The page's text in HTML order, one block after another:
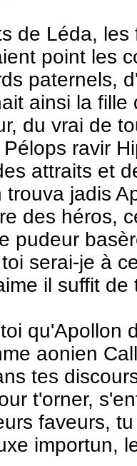
de Léda,
point les
paternels,
ainsi la fille
du vrai de
ravir
attraits et
trouva jadis
des héros,
pudeur
serai-je à
il suffit de
qu'Apollon
aonien
tes
t'orner,
faveurs,
importun,